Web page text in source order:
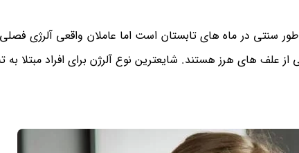
سنتی در ماه های تابستان است اما عاملان واقعی آلرژی فصلی
از علف های هرز هستند. شایعترین نوع آلرژن برای افراد مبتلا به